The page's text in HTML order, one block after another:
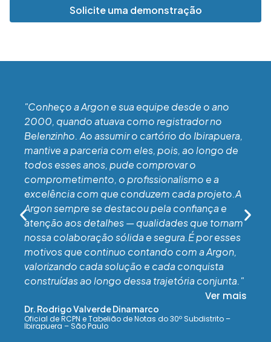
Solicite uma demonstração
"Conheço a Argon e sua equipe desde o ano
2000, quando atuava como registrador no
Belenzinho. Ao assumir o cartório do Ibirapuera,
mantive a parceria com eles, pois, ao longo de
todos esses anos, pude comprovar o
comprometimento, o profissionalismo e a
excelência com que conduzem cada projeto.A
Argon sempre se destacou pela confiança e
atenção aos detalhes — qualidades que tornam
nossa colaboração sólida e segura.É por esses
motivos que continuo contando com a Argon,
valorizando cada solução e cada conquista
construídas ao longo dessa trajetória conjunta."
Ver mais
Dr. Rodrigo Valverde Dinamarco
Oficial de RCPN e Tabelião de Notas do 30º Subdistrito –
Ibirapuera – São Paulo